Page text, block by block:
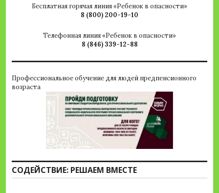
Бесплатная горячая линия «Ребенок в опасности»
8 (800) 200-19-10
Телефонная линия «Ребенок в опасности»
8 (846) 339-12-88
Профессиональное обучение для людей предпенсионного
возраста
СОДЕЙСТВИЕ: РЕШАЕМ ВМЕСТЕ